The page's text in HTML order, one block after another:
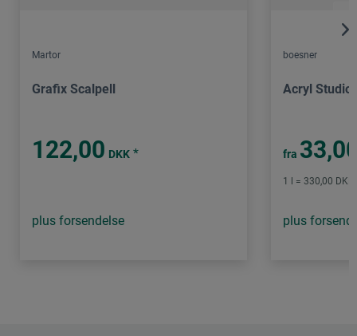
Martor
Grafix Scalpell
122,00 DKK *
plus forsendelse
boesner
Acryl Studio
fra
1 l = 330,00
plus